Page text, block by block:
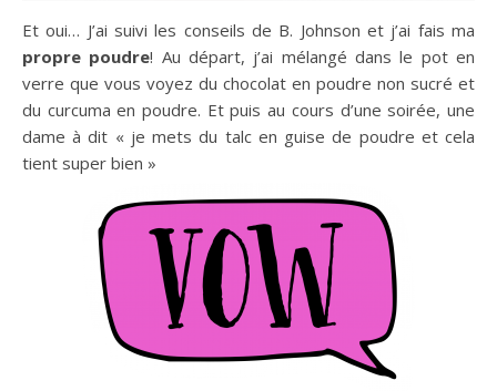
Et oui… J’ai suivi les conseils de B. Johnson et j’ai fais ma
propre poudre! Au départ, j’ai mélangé dans le pot en
verre que vous voyez du chocolat en poudre non sucré et
du curcuma en poudre. Et puis au cours d’une soirée, une
dame à dit « je mets du talc en guise de poudre et cela
tient super bien »